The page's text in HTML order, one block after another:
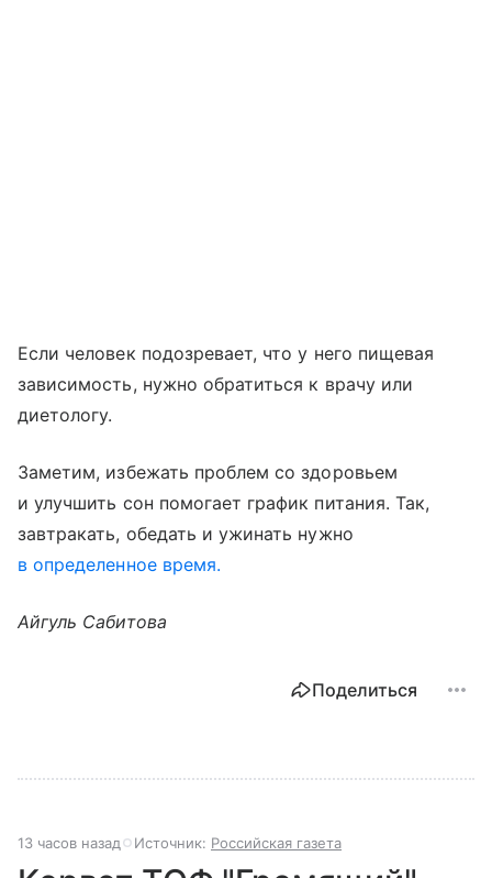
Если человек подозревает, что у него пищевая
зависимость, нужно обратиться к врачу или
диетологу.
Заметим, избежать проблем со здоровьем
и улучшить сон помогает график питания. Так,
завтракать, обедать и ужинать нужно
в определенное время.
Айгуль Сабитова
Поделиться
13 часов назад Источник: Российская газета